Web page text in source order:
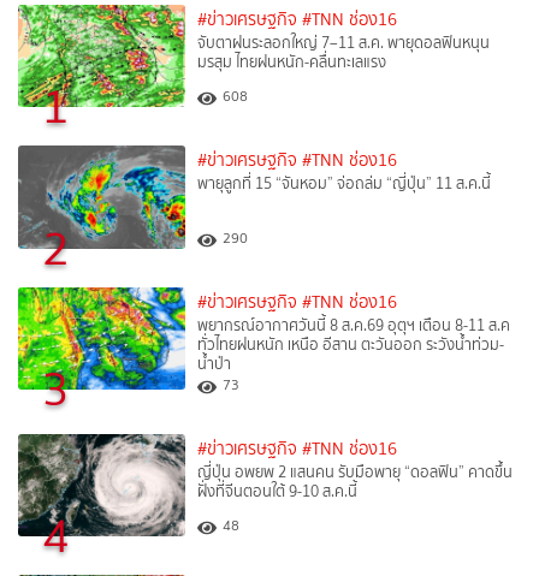
1
#ข่าวเศรษฐกิจ #TNN ช่อง16
จับตาฝนระลอกใหญ่ 7–11 ส.ค. พายุดอลฟินหนุน
มรสุม ไทยฝนหนัก-คลื่นทะเลแรง
608
2
#ข่าวเศรษฐกิจ #TNN ช่อง16
พายุลูกที่ 15 “จันหอม” จ่อถล่ม “ญี่ปุ่น” 11 ส.ค.นี้
290
3
#ข่าวเศรษฐกิจ #TNN ช่อง16
พยากรณ์อากาศวันนี้ 8 ส.ค.69 อุตุฯ เตือน 8-11 ส.ค
ทั่วไทยฝนหนัก เหนือ อีสาน ตะวันออก ระวังน้ำท่วม-
น้ำป่า
73
4
#ข่าวเศรษฐกิจ #TNN ช่อง16
ญี่ปุ่น อพยพ 2 แสนคน รับมือพายุ “ดอลฟิน” คาดขึ้น
ฝั่งที่จีนตอนใต้ 9-10 ส.ค.นี้
48